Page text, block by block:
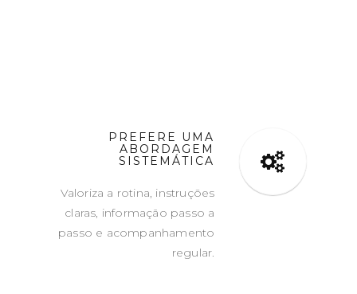
PREFERE UMA
ABORDAGEM
SISTEMÁTICA
Valoriza a rotina, instruções
claras, informação passo a
passo e acompanhamento
regular.